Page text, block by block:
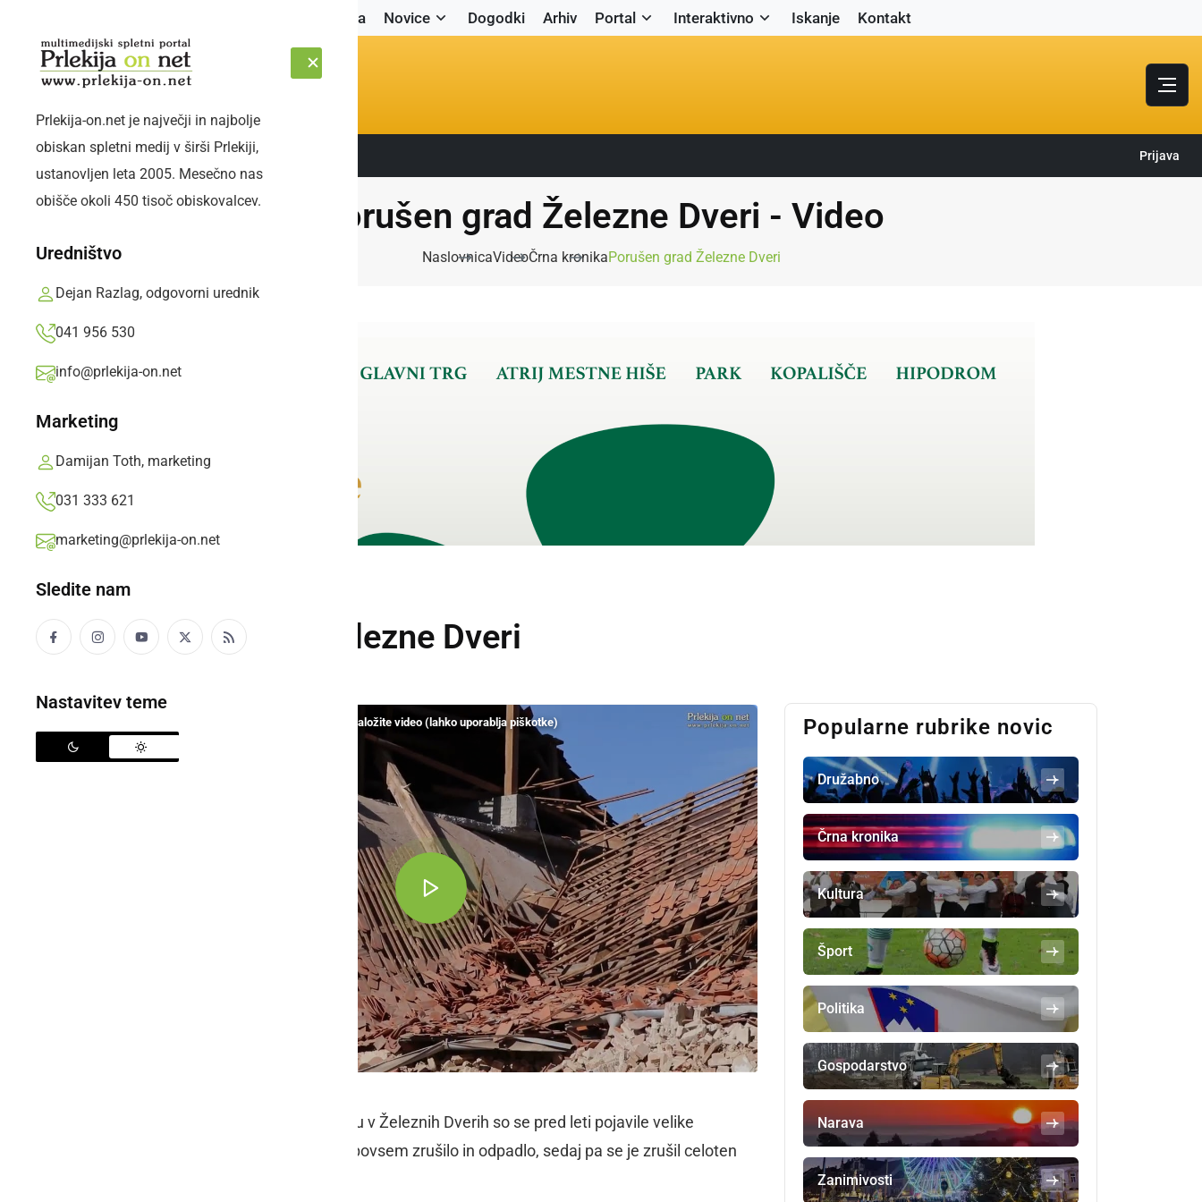
Naslovnica Novice Dogodki Arhiv Portal Interaktivno Iskanje Kontakt
SOBOTA, 8. AVGUST 2026 Sledite nam: Prijava
Prlekija-on.net je največji in najbolje
obiskan spletni medij v širši Prlekiji,
ustanovljen leta 2005. Mesečno nas
obišče okoli 450 tisoč obiskovalcev.
Uredništvo
Dejan Razlag, odgovorni urednik
041 956 530
info@prlekija-on.net
Marketing
Damijan Toth, marketing
031 333 621
marketing@prlekija-on.net
Sledite nam
Nastavitev teme
Porušen grad Železne Dveri - Video
NaslovnicaVideoČrna kronikaPorušen grad Železne Dveri
VIDEO
Porušen grad Železne Dveri
S klikom naložite video (lahko uporablja piškotke)
Na gradu oz. vinogradniškem dvorcu v Železnih Dverih so se pred leti pojavile velike
razpoke, nato se je okno sredi zidu povsem zrušilo in odpadlo, sedaj pa se je zrušil celoten
Popularne rubrike novic
Družabno
Črna kronika
Kultura
Šport
Politika
Gospodarstvo
Narava
Zanimivosti